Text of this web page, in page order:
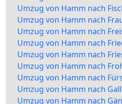
Umzug von Hamm nach
Umzug von Hamm nach
Umzug von Hamm nach
Umzug von Hamm nach
Umzug von Hamm nach
Umzug von Hamm nach
Umzug von Hamm nach
Umzug von Hamm nach
Umzug von Hamm nach